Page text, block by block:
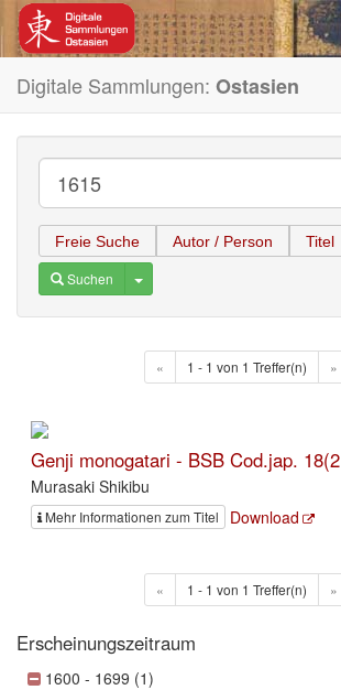
Digitale Sammlungen: Ostasien
Freie Suche Autor / Person Titel
Suchen Toggle Dropdown
« 1 - 1 von 1 Treffer(n) »
Genji monogatari - BSB Cod.jap. 18(2
Murasaki Shikibu
Mehr Informationen zum Titel Download
« 1 - 1 von 1 Treffer(n) »
Erscheinungszeitraum
1600 - 1699 (1)